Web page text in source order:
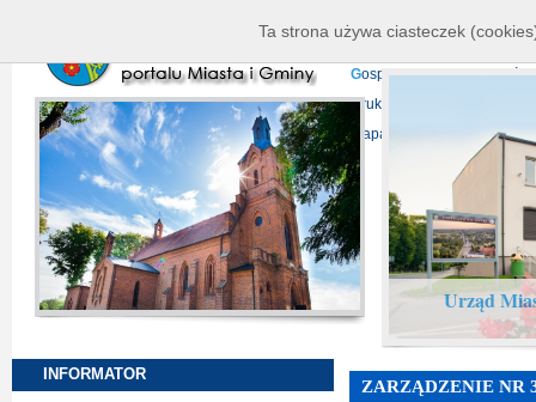
P
rojekty europejskie
Gospodarka
D ruki do pobrania
Mapa serwisu
Urząd
INFORMATOR
ZARZĄDZENIE NR
Ta strona używa ciasteczek